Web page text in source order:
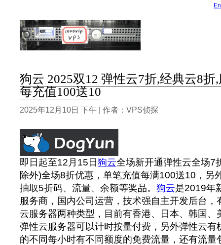
狗云 2025双12 弹性云7折,经典云8折
每充值100送10
2025年12月10日 下午 | 作者：VPS侦探
即日起至12月15日狗云全场新开通弹性云全场7
除外)全场8折优惠，单笔充值每满100送10，另
抽取5折码、流量、余额等奖品。 狗云是2019年
服务商，国内公司运营，技术强自主开发后台，
云服务器两种类型，目前有香港、日本、韩国、
弹性云服务器可以计时按量付费，另外弹性云有
的不同每小时有不同额度的免费流量，还有流量